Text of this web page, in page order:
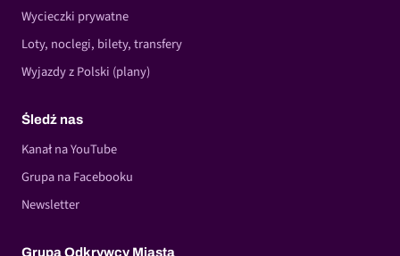
Wycieczki prywatne
Loty, noclegi, bilety, transfery
Wyjazdy z Polski (plany)
Śledź nas
Kanał na YouTube
Grupa na Facebooku
Newsletter
Grupa Odkrywcy Miasta